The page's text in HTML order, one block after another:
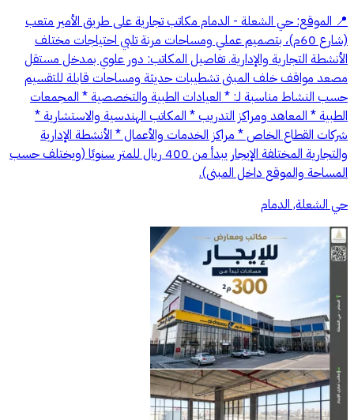
📍 الموقع: حي الشعلة - الدمام مكاتب تجارية على طريق الأمير متعب
(شارع 60م)، بتصميم عملي ومساحات مرنة تلبي احتياجات مختلف
الأنشطة التجارية والإدارية. تفاصيل المكاتب: دور علوي بمدخل مستقل
مصعد مواقف خلف المبنى تشطيبات حديثة ومساحات قابلة للتقسيم
حسب النشاط مناسبة لـ: * العيادات الطبية والتخصصية * المجمعات
الطبية * المعاهد ومراكز التدريب * المكاتب الهندسية والاستشارية *
شركات القطاع الخاص * مراكز الخدمات والأعمال * الأنشطة الإدارية
والتجارية المختلفة الإيجار يبدأ من 400 ريال للمتر سنويًا (ويختلف حسب
المساحة والموقع داخل المبنى).
حي الشعلة, الدمام